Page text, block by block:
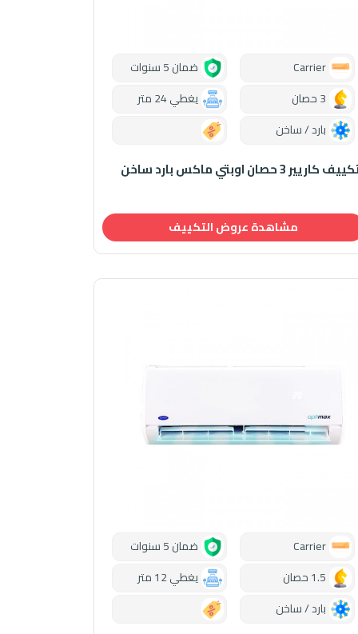
بارد / ساخن
ضمان 5 سنوات
يغطي 24 متر
كاريير 3 حصان اوبتي ماكس بارد ساخن
مشاهدة عروض التكييف
بارد / ساخن
ضمان 5 سنوات
يغطي 12 متر